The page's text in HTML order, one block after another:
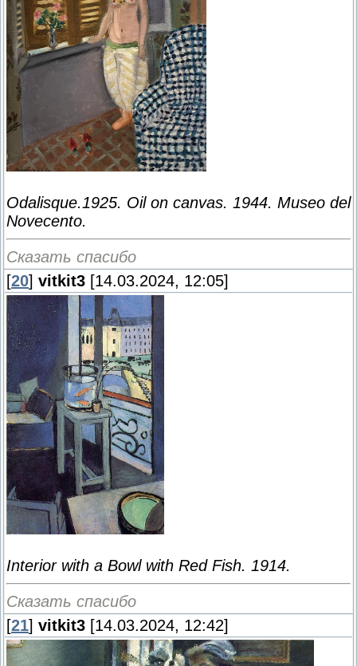
Odalisque.1925. Oil on canvas. 1944. Museo del
Novecento.
Сказать спасибо
[20] vitkit3 [14.03.2024, 12:05]
Interior with a Bowl with Red Fish. 1914.
Сказать спасибо
[21] vitkit3 [14.03.2024, 12:42]